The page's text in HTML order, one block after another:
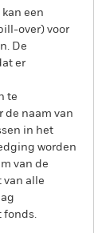
een
over) voor
De
er
te
de naam van
in het
worden
van de
van alle
fonds.